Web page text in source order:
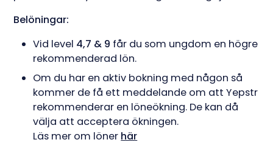
Belöningar:
Vid level 4,7 & 9 får du som ungdom en högre
rekommenderad lön.
Om du har en aktiv bokning med någon så
kommer de få ett meddelande om att Yepstr
rekommenderar en löneökning. De kan då
välja att acceptera ökningen.
Läs mer om löner här